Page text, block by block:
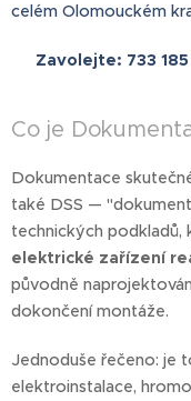
celém Olomouckém
Zavolejte: 733 185
Co je
Dokumentace
také DSS —
technických podkladů,
elektrické zařízení
původně
dokončení montáže.
Jednoduše řečeno: je
elektroinstalace,